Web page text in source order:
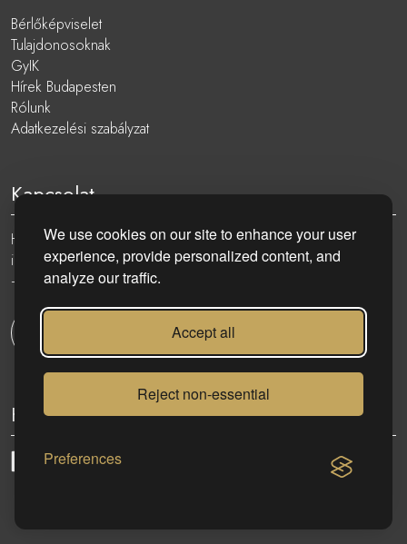
We use cookies on our site to enhance your user
experience, provide personalized content, and
analyze our traffic.
Accept all
Reject non-essential
Preferences
Bérlőképviselet
Tulajdonosoknak
GyIK
Hírek Budapesten
Rólunk
Adatkezelési szabályzat
Kapcsolat
Hungary, 1051 Budapest, Nádor utca 19.
info@eurocenter.hu
+36 20 919 0005
Kövess minket: